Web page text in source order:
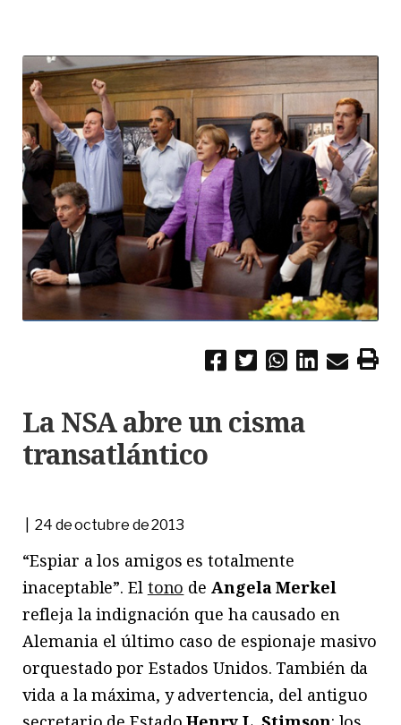
La NSA abre un cisma
transatlántico
| 24 de octubre de 2013
“Espiar a los amigos es totalmente
inaceptable”. El tono de Angela Merkel
refleja la indignación que ha causado en
Alemania el último caso de espionaje masivo
orquestado por Estados Unidos. También da
vida a la máxima, y advertencia, del antiguo